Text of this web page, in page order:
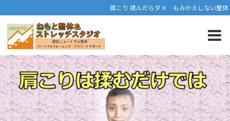
肩こり 揉んだらダメ もみかえしない整体